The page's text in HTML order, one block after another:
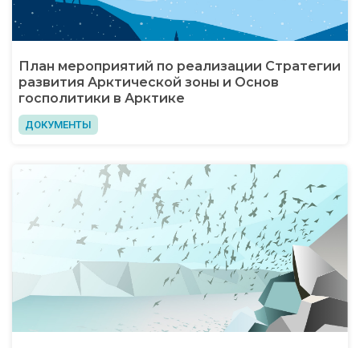
План мероприятий по реализации Стратегии
развития Арктической зоны и Основ
госполитики в Арктике
ДОКУМЕНТЫ